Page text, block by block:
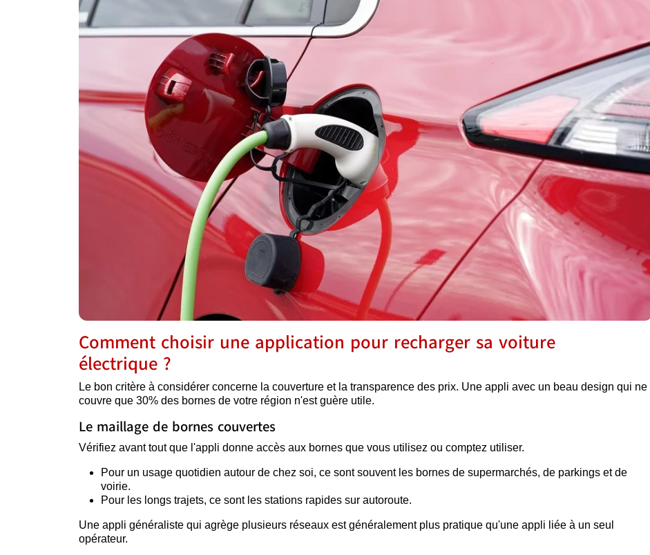
Comment choisir une application pour recharger sa voiture
électrique ?
Le bon critère à considérer concerne la couverture et la transparence des prix. Une appli avec un beau design qui ne
couvre que 30% des bornes de votre région n'est guère utile.
Le maillage de bornes couvertes
Vérifiez avant tout que l'appli donne accès aux bornes que vous utilisez ou comptez utiliser.
Pour un usage quotidien autour de chez soi, ce sont souvent les bornes de supermarchés, de parkings et de
voirie.
Pour les longs trajets, ce sont les stations rapides sur autoroute.
Une appli généraliste qui agrège plusieurs réseaux est généralement plus pratique qu'une appli liée à un seul
opérateur.